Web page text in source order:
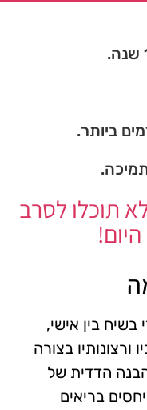
ביותר.
תוכלו לסרב
בין אישי,
בצורה
הדדית של
בריאים